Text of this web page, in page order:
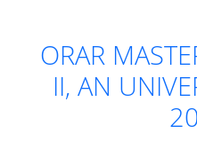
ORAR
II, AN